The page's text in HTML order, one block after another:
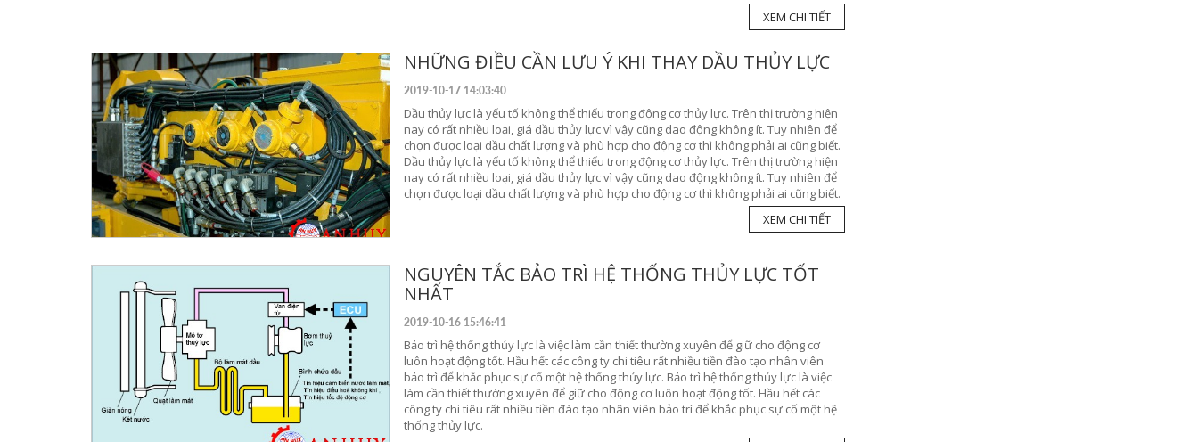
XEM CHI TIẾT
NHỮNG ĐIỀU CẦN LƯU Ý KHI THAY DẦU THỦY LỰC
2019-10-17 14:03:40
Dầu thủy lực là yếu tố không thể thiếu trong động cơ thủy lực. Trên thị trường hiện
nay có rất nhiều loại, giá dầu thủy lực vì vậy cũng dao động không ít. Tuy nhiên để
chọn được loại dầu chất lượng và phù hợp cho động cơ thì không phải ai cũng biết.
Dầu thủy lực là yếu tố không thể thiếu trong động cơ thủy lực. Trên thị trường hiện
nay có rất nhiều loại, giá dầu thủy lực vì vậy cũng dao động không ít. Tuy nhiên để
chọn được loại dầu chất lượng và phù hợp cho động cơ thì không phải ai cũng biết.
XEM CHI TIẾT
NGUYÊN TẮC BẢO TRÌ HỆ THỐNG THỦY LỰC TỐT
NHẤT
2019-10-16 15:46:41
Bảo trì hệ thống thủy lực là việc làm cần thiết thường xuyên để giữ cho động cơ
luôn hoạt động tốt. Hầu hết các công ty chi tiêu rất nhiều tiền đào tạo nhân viên
bảo trì để khắc phục sự cố một hệ thống thủy lực. Bảo trì hệ thống thủy lực là việc
làm cần thiết thường xuyên để giữ cho động cơ luôn hoạt động tốt. Hầu hết các
công ty chi tiêu rất nhiều tiền đào tạo nhân viên bảo trì để khắc phục sự cố một hệ
thống thủy lực.